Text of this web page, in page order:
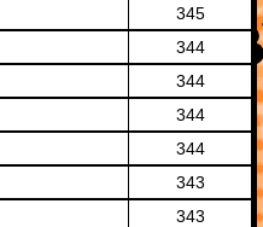
345
344
344
344
344
343
343